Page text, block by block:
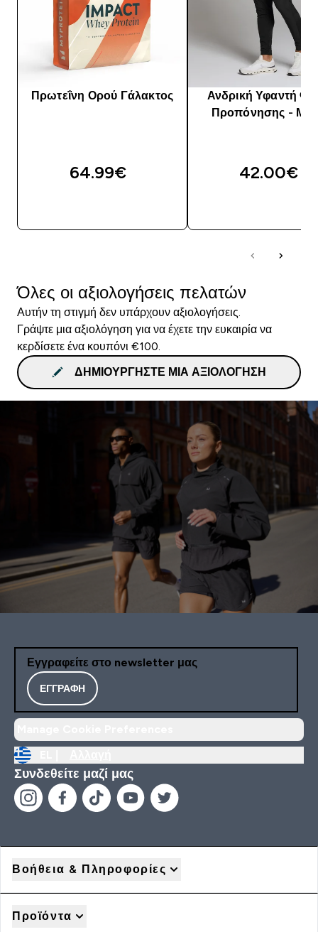
Πρωτεΐνη Ορού Γάλακτος
64.99€‎
Ανδρική Υφαντή
Προπόνησης -
42.00€‎
Όλες οι αξιολογήσεις πελατών
Αυτήν τη στιγμή δεν υπάρχουν αξιολογήσεις.
Γράψτε μια αξιολόγηση για να έχετε την ευκαιρία να
κερδίσετε ένα κουπόνι €100.
ΔΗΜΙΟΥΡΓΉΣΤΕ ΜΙΑ ΑΞΙΟΛΌΓΗΣΗ
Εγγραφείτε στο newsletter μας
ΕΓΓΡΑΦΉ
Συνδεθείτε μαζί μας
Βοήθεια & Πληροφορίες
Προϊόντα